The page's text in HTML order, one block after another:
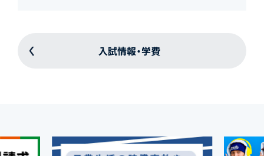
入試情報・学費